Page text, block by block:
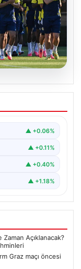
▲ +0.06%
▲ +0.11%
▲ +0.40%
▲ +1.18%
Zaman Açıklanacak?
Graz maçı öncesi